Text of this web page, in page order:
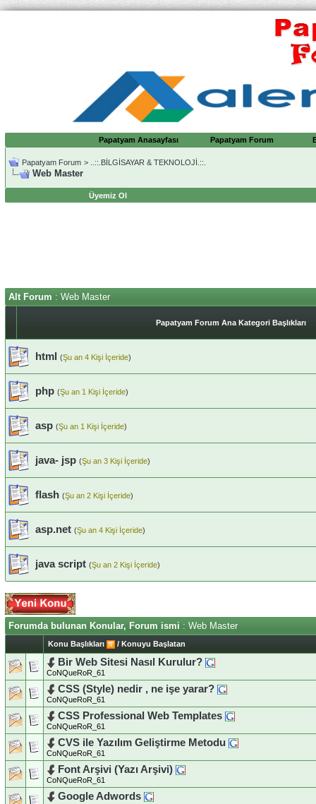
Papatyam Anasayfası Papatyam Forum
Papatyam Forum > ..::.BİLGİSAYAR & TEKNOLOJİ.::.
Web Master
Üyemiz Ol
Alt Forum : Web Master
Papatyam Forum Ana Kategori Başlıkları
html (Şu an 4 Kişi İçeride)
php (Şu an 1 Kişi İçeride)
asp (Şu an 1 Kişi İçeride)
java- jsp (Şu an 3 Kişi İçeride)
flash (Şu an 2 Kişi İçeride)
asp.net (Şu an 4 Kişi İçeride)
java script (Şu an 2 Kişi İçeride)
Forumda bulunan Konular, Forum ismi : Web Master
Konu Başlıkları / Konuyu Başlatan
Bir Web Sitesi Nasıl Kurulur?
CoNQueRoR_61
CSS (Style) nedir , ne işe yarar?
CoNQueRoR_61
CSS Professional Web Templates
CoNQueRoR_61
CVS ile Yazılım Geliştirme Metodu
CoNQueRoR_61
Font Arşivi (Yazı Arşivi)
CoNQueRoR_61
Google Adwords